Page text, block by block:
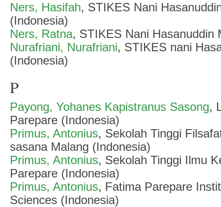
Ners, Hasifah, STIKES Nani
(Indonesia)
Ners, Ratna, STIKES Nani Hasanuddin
Nurafriani, Nurafriani, STIKES nani
(Indonesia)
P
Payong, Yohanes Kapistranus Sasong,
Parepare (Indonesia)
Primus, Antonius, Sekolah Tinggi
sasana Malang (Indonesia)
Primus, Antonius, Sekolah Tinggi Ilmu
Parepare (Indonesia)
Primus, Antonius, Fatima Parepare
Sciences (Indonesia)